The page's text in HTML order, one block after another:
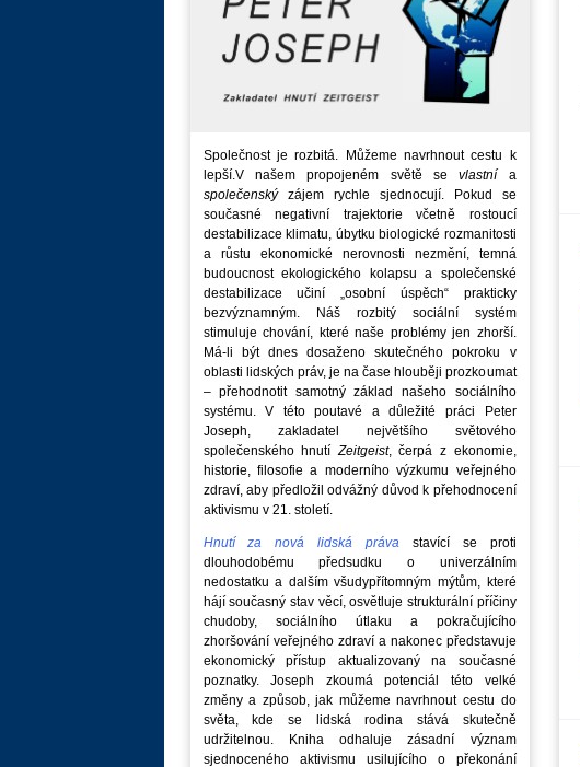
Společnost je rozbitá. Můžeme navrhnout cestu k
lepší.V našem propojeném světě sevlastnía
společenskýzájem rychle sjednocují. Pokud se
současné negativní trajektorie včetně rostoucí
destabilizace klimatu, úbytku biologické rozmanitosti
a růstu ekonomické nerovnosti nezmění, temná
budoucnost ekologického kolapsu a společenské
destabilizace učiní „osobní úspěch“ prakticky
bezvýznamným. Náš rozbitý sociální systém
stimuluje chování, které naše problémy jen zhorší.
Má-li být dnes dosaženo skutečného pokroku v
oblasti lidských práv, je na čase hlouběji prozkoumat
– přehodnotit samotný základ našeho sociálního
systému. V této poutavé a důležité práci Peter
Joseph, zakladatel největšího světového
společenského hnutí Zeitgeist, čerpá z ekonomie,
historie, filosofie a moderního výzkumu veřejného
zdraví, aby předložil odvážný důvod k přehodnocení
aktivismu v 21. století.
Hnutí za nová lidská práva stavící se proti
dlouhodobému předsudku o univerzálním
nedostatku a dalším všudypřítomným mýtům, které
hájí současný stav věcí, osvětluje strukturální příčiny
chudoby, sociálního útlaku a pokračujícího
zhoršování veřejného zdraví a nakonec představuje
ekonomický přístup aktualizovaný na současné
poznatky. Joseph zkoumá potenciál této velké
změny a způsob, jak můžeme navrhnout cestu do
světa, kde se lidská rodina stává skutečně
udržitelnou. Kniha odhaluje zásadní význam
sjednoceného aktivismu usilujícího o překonání